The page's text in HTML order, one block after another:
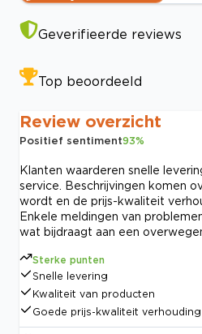
Geverifieerde reviews
Top beoordeeld
Review overzicht
Positief sentiment93%
Klanten waarderen snelle
service. Beschrijvingen komen
wordt en de prijs-kwaliteit
Enkele meldingen van
wat bijdraagt aan een
Sterke punten
Snelle levering
Kwaliteit van producten
Goede prijs-kwaliteit verhouding